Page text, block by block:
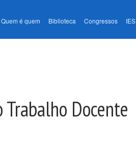
Quem é quem Biblioteca Congressos IES
Trabalho Docente